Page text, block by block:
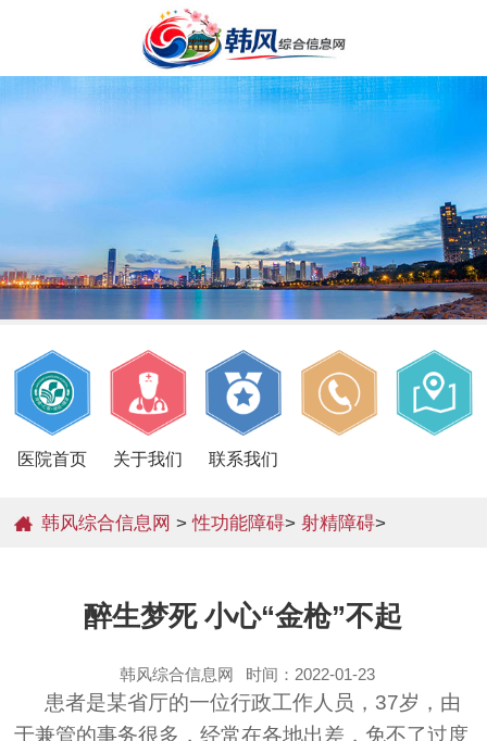
医院首页 关于我们 联系我们
韩风综合信息网 >性功能障碍>射精障碍>
醉生梦死 小心“金枪”不起
韩风综合信息网 时间：2022-01-23
患者是某省厅的一位行政工作人员，37岁，由
于兼管的事务很多，经常在各地出差，免不了过度